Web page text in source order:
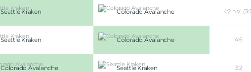
Seattle Kraken Colorado Avalanche 4:2 n.V.
Seattle Kraken Colorado Avalanche 4:6
Colorado Avalanche Seattle Kraken 3:2